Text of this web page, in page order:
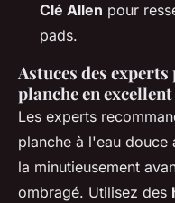
Clé Allen pour
pads.
Astuces des
planche en
Les experts
planche à l'eau douce
la minutieusement
ombragé. Utilisez des